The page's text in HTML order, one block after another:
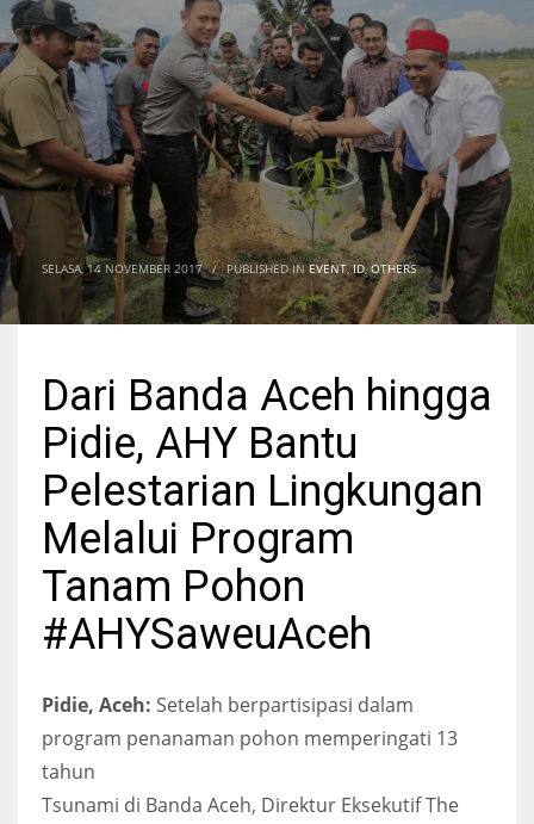
SELASA, 14 NOVEMBER 2017 / PUBLISHED INEVENT,ID,OTHERS
Dari Banda Aceh hingga
Pidie, AHY Bantu
Pelestarian Lingkungan
Melalui Program
Tanam Pohon
#AHYSaweuAceh
Pidie, Aceh: Setelah berpartisipasi dalam
program penanaman pohon memperingati 13
tahun
Tsunami di Banda Aceh, Direktur Eksekutif The